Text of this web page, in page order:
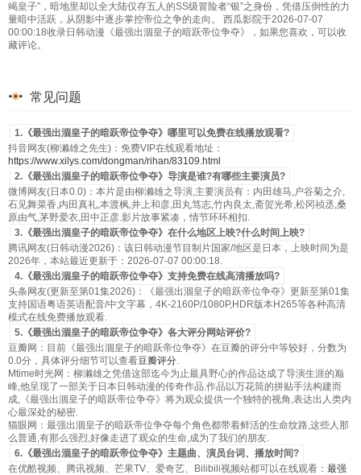
竭皇子”，暗地里却以全大陆仅存五人的SS级冒险者“银”之身份，凭借压倒性的力
量暗中活跃，从阴影中逐步掌控帝位之争的走向。 西瓜影院于2026-07-07
00:00:18收录日韩动漫《最强出涸皇子的暗跃帝位争夺》，如果您喜欢，可以收
藏评论。
常见问题
1.《最强出涸皇子的暗跃帝位争夺》哪里可以免费在线播放观看?
抖音网友(柳濑雄之先生)：免费VIP在线观看地址：
https://www.xilys.com/dongman/rihan/83109.html
2.《最强出涸皇子的暗跃帝位争夺》导演是谁?有哪些主要演员?
微博网友(日本0.0)：本片是由柳濑雄之导演,主要演员有：内田雄马,户谷菊之介,
石见舞菜香,内田真礼,本渡枫,井上和彦,田丸笃志,竹内良太,斋贺光希,松冈祯丞,桑
原由气,茅野爱衣,田中正彦.影片故事紧凑，情节环环相扣.
3.《最强出涸皇子的暗跃帝位争夺》在什么地区上映?什么时间上映?
腾讯网友(日韩动漫2026)：该日韩动漫节目制片国家/地区是日本，上映时间为是
2026年，本站最近更新于：2026-07-07 00:00:18.
4.《最强出涸皇子的暗跃帝位争夺》支持免费在线高清播放吗?
头条网友(更新至第01集2026)：《最强出涸皇子的暗跃帝位争夺》更新至第01集
支持国语粤语英语配音/中文字幕，4K-2160P/1080P,HDR版本H265等各种高清
模式在线免费播放观看.
5.《最强出涸皇子的暗跃帝位争夺》各大评分网站评价?
豆瓣网：目前《最强出涸皇子的暗跃帝位争夺》在豆瓣的评分中等较好，分数为
0.0分，具体评分细节可以查看豆瓣评分.
Mtime时光网：柳濑雄之凭借这部迄今为止最具野心的作品达成了导演生涯的巅
峰,他呈现了一部关于日本日韩动漫的传奇作品.作品以万花筒的拼贴手法构建而
成,《最强出涸皇子的暗跃帝位争夺》将为观众提供一个独特的视角,表达出人类内
心最深处的秘密.
猫眼网：最强出涸皇子的暗跃帝位争夺每个角色都带着鲜活的生命纹路,这些人那
么普通,有那么强烈,好像走进了观众的生命,成为了我们的朋友.
6.《最强出涸皇子的暗跃帝位争夺》主题曲、演员台词、播放时间?
在优酷视频、腾讯视频、芒果TV、爱奇艺、Bilibili视频站都可以在线观看： 最强